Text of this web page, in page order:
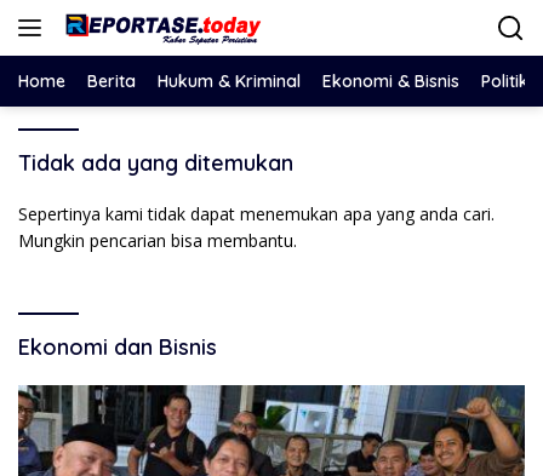
Langsung
Home Berita Hukum & Kriminal Ekonomi & Bisnis Politik
Tidak ada yang ditemukan
Sepertinya kami tidak dapat menemukan apa yang anda cari.
Mungkin pencarian bisa membantu.
Ekonomi dan Bisnis